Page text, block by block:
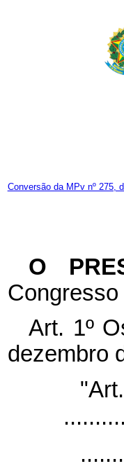
Conversão da MPv nº 275,
O
Art. 1º
dezembro